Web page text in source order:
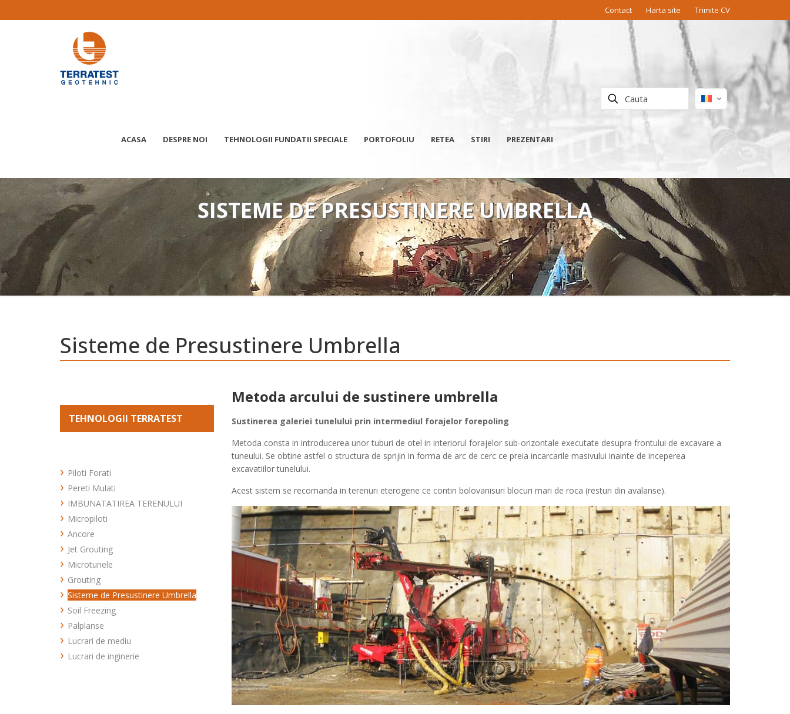
Contact Harta site Trimite CV
ACASA DESPRE NOI TEHNOLOGII FUNDATII SPECIALE PORTOFOLIU RETEA STIRI PREZENTARI
SISTEME DE PRESUSTINERE UMBRELLA
Sisteme de Presustinere Umbrella
TEHNOLOGII TERRATEST
Piloti Forati
PILOTI FORATI TUBAT
PILOTI FORATI CU
BENTONITA
PILOTI FORATI CFA
PILOTI PREFEBRICATI
PILOTI OFFSHORE
Pereti Mulati
IMBUNATATIREA TERENULUI
Coloane din material granular
Incluziuni rigide
Micropiloti
Ancore
Jet Grouting
Microtunele
Grouting
Compensation Grouting
Rock Grouting
Soil Grouting
Sisteme de Presustinere Umbrella
Soil Freezing
Palplanse
Lucrari de mediu
Lucrari de inginerie
Metoda arcului de sustinere umbrella
Sustinerea galeriei tunelului prin intermediul forajelor forepoling
Metoda consta in introducerea unor tuburi de otel in interiorul forajelor sub-orizontale executate desupra frontului de excavare a
tuneului. Se obtine astfel o structura de sprijin in forma de arc de cerc ce preia incarcarile masivului inainte de inceperea
excavatiilor tunelului.
Acest sistem se recomanda in terenuri eterogene ce contin bolovanisuri blocuri mari de roca (resturi din avalanse).